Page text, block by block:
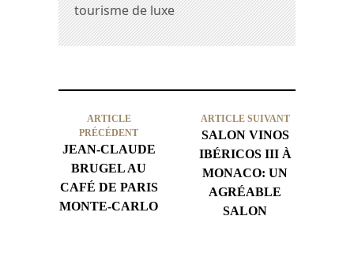
tourisme de luxe
ARTICLE
PRÉCÉDENT
JEAN-CLAUDE
BRUGEL AU
CAFÉ DE PARIS
MONTE-CARLO
ARTICLE SUIVANT
SALON VINOS
IBÉRICOS III À
MONACO: UN
AGRÉABLE
SALON